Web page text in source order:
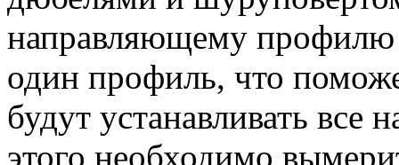
направляющему профилю
один профиль, что
будут устанавливать
этого необходимо